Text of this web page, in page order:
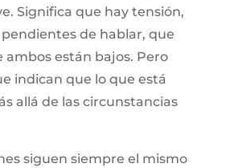
Significa que hay tensión,
de hablar, que
ambos están bajos. Pero
indican que lo que está
allá de las circunstancias
siguen siempre el mismo